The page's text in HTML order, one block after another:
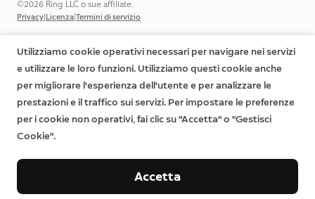
©2026 Ring LLC o sue affiliate.
Privacy|Licenza|Termini di servizio
Utilizziamo cookie operativi necessari per navigare nei servizi
e utilizzare le loro funzioni. Utilizziamo questi cookie anche
per migliorare l'esperienza dell'utente e per analizzare le
prestazioni e il traffico sui servizi. Per impostare le preferenze
per i cookie non operativi, fai clic su "Accetta" o "Gestisci
Cookie".
Accetta